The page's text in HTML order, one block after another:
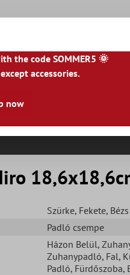
NO|HU|BG|HR|
Szürke, Fekete, Bézs
Padló csempe
Házon Belül,
Zuhanypadló, Fal,
Padló, Fürdőszoba,
the code SOMMER5 🌞
accessories.
now